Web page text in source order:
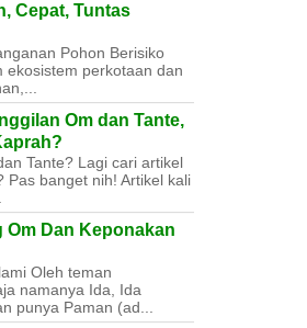
Cepat, Tuntas
Pohon Berisiko
ekosistem perkotaan dan
Om dan Tante,
Tante? Lagi cari artikel
banget nih! Artikel kali
Om Dan Keponakan
Oleh teman
namanya Ida, Ida
punya Paman (ad...